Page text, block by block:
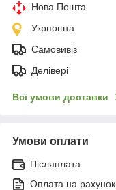
Нова Пошта
Укрпошта
Самовивіз
Делівері
Всі умови доставки
Умови оплати
Післяплата
Оплата на рахунок